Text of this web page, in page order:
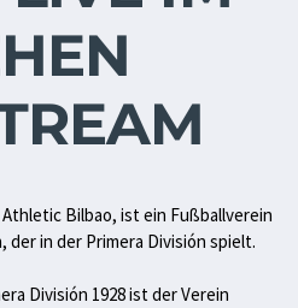
Bilbao, ist ein Fußballverein
der in der Primera División spielt.
División 1928 ist der Verein